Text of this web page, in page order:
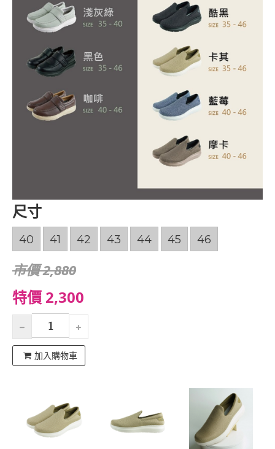
尺寸
40 41 42 43 44 45 46
市價 2,880
特價 2,300
加入購物車